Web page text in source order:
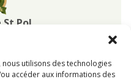
utilisons des technologies
accéder aux informations des
St Pol
95